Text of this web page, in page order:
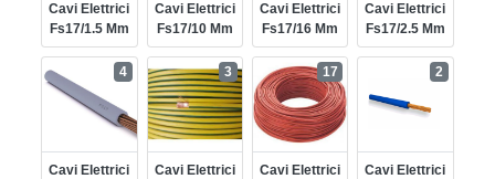
Cavi Elettrici
Fs17/1.5 Mm
Cavi Elettrici
Fs17/10 Mm
Cavi Elettrici
Fs17/16 Mm
Cavi Elettrici
Fs17/2.5 Mm
Cavi Elettrici
4
Cavi Elettrici
3
Cavi Elettrici
17
Cavi Elettrici
2